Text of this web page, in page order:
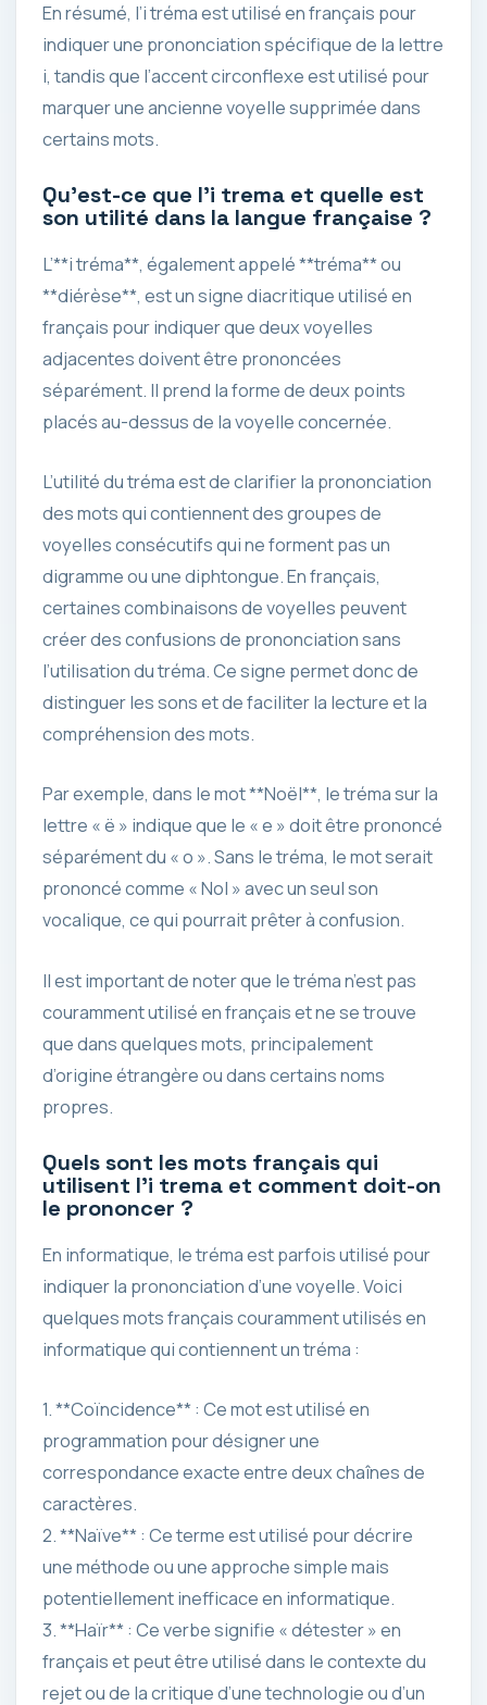
En résumé, l’i tréma est utilisé en français pour
indiquer une prononciation spécifique de la lettre
i, tandis que l’accent circonflexe est utilisé pour
marquer une ancienne voyelle supprimée dans
certains mots.
Qu’est-ce que l’i trema et quelle est
son utilité dans la langue française ?
L’**i tréma**, également appelé **tréma** ou
**diérèse**, est un signe diacritique utilisé en
français pour indiquer que deux voyelles
adjacentes doivent être prononcées
séparément. Il prend la forme de deux points
placés au-dessus de la voyelle concernée.
L’utilité du tréma est de clarifier la prononciation
des mots qui contiennent des groupes de
voyelles consécutifs qui ne forment pas un
digramme ou une diphtongue. En français,
certaines combinaisons de voyelles peuvent
créer des confusions de prononciation sans
l’utilisation du tréma. Ce signe permet donc de
distinguer les sons et de faciliter la lecture et la
compréhension des mots.
Par exemple, dans le mot **Noël**, le tréma sur la
lettre « ë » indique que le « e » doit être prononcé
séparément du « o ». Sans le tréma, le mot serait
prononcé comme « Nol » avec un seul son
vocalique, ce qui pourrait prêter à confusion.
Il est important de noter que le tréma n’est pas
couramment utilisé en français et ne se trouve
que dans quelques mots, principalement
d’origine étrangère ou dans certains noms
propres.
Quels sont les mots français qui
utilisent l’i trema et comment doit-on
le prononcer ?
En informatique, le tréma est parfois utilisé pour
indiquer la prononciation d’une voyelle. Voici
quelques mots français couramment utilisés en
informatique qui contiennent un tréma :
1. **Coïncidence** : Ce mot est utilisé en
programmation pour désigner une
correspondance exacte entre deux chaînes de
caractères.
2. **Naïve** : Ce terme est utilisé pour décrire
une méthode ou une approche simple mais
potentiellement inefficace en informatique.
3. **Haïr** : Ce verbe signifie « détester » en
français et peut être utilisé dans le contexte du
rejet ou de la critique d’une technologie ou d’un